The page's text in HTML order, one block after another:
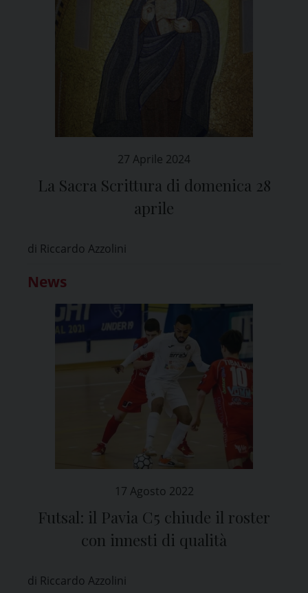
27 Aprile 2024
La Sacra Scrittura di domenica 28
aprile
di Riccardo Azzolini
News
17 Agosto 2022
Futsal: il Pavia C5 chiude il roster
con innesti di qualità
di Riccardo Azzolini